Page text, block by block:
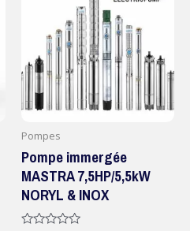
Pompes
Pompe immergée
MASTRA 7,5HP/5,5kW
NORYL & INOX